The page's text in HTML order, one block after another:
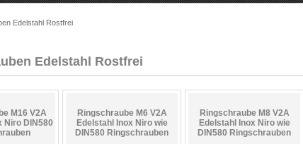
Edelstahl Rostfrei
Edelstahl Rostfrei
M16 V2A
Niro DIN580
Ringschraube M6 V2A
Edelstahl Inox Niro wie
DIN580 Ringschrauben
Ringschraube M8 V2A
Edelstahl Inox Niro wie
DIN580 Ringschrauben